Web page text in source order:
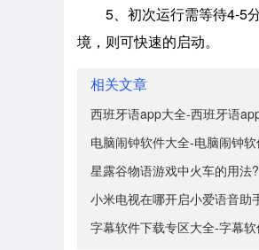
5、初次运行需等待4-5
境，则可快速的启动。
相关文章
西班牙语app大全-西班牙语
电脑闹钟软件大全-电脑闹钟
星露谷物语游戏中火车的用法
字幕软件下载专区大全-字幕